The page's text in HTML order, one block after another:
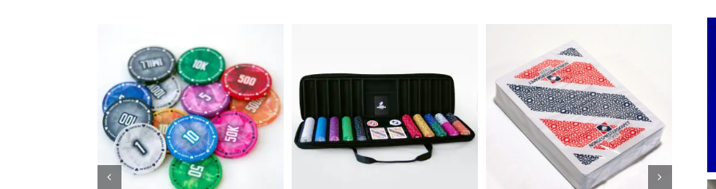
KJØP
Detaljer
KJØP
Detaljer
KJØPDette
produktet
har
flere
varianter.
Alternativene
Detaljer